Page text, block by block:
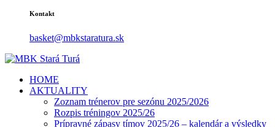
Kontakt
basket@mbkstaratura.sk
HOME
AKTUALITY
Zoznam trénerov pre sezónu 2025/2026
Rozpis tréningov 2025/26
Prípravné zápasy tímov 2025/26 – kalendár a výsledky